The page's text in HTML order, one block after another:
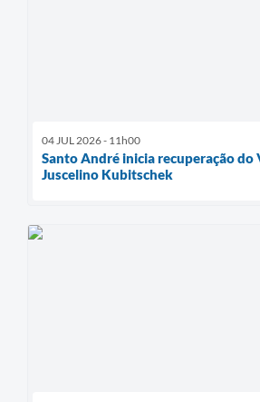
04 JUL 2026 - 11h00
Santo André inicia recuperação do
Juscelino Kubitschek